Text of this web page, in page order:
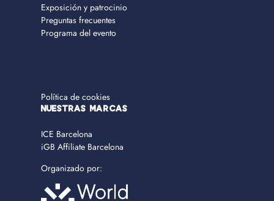
Exposición y patrocinio
Preguntas frecuentes
Programa del evento
Política de cookies
NUESTRAS MARCAS
ICE Barcelona
iGB Affiliate Barcelona
Organizado por: